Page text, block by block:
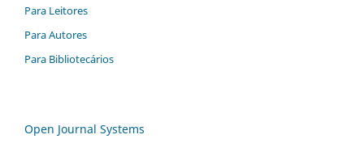
Para Leitores
Para Autores
Para Bibliotecários
Open Journal Systems